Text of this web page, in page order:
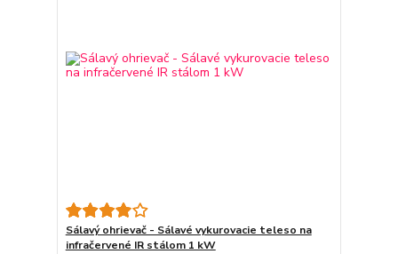
Sálavý ohrievač - Sálavé vykurovacie teleso na
infračervené IR stálom 1 kW